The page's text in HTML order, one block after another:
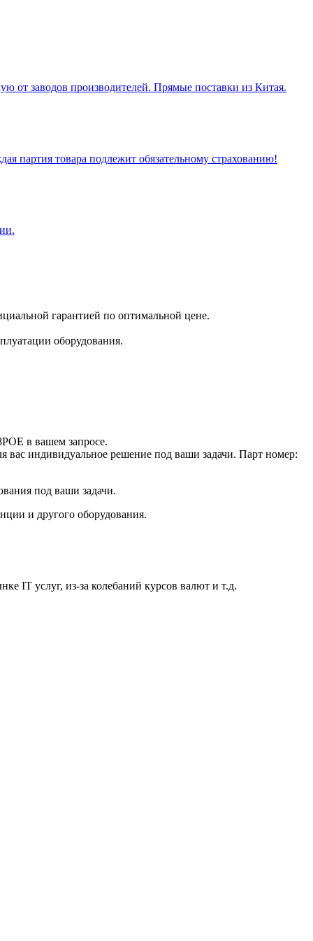
от заводов производителей. Прямые поставки из Китая.
партия товара подлежит обязательному страхованию!
гарантией по оптимальной цене.
оборудования.
в вашем запросе.
вас индивидуальное решение под ваши задачи. Парт номер:
под ваши задачи.
и другого оборудования.
IT услуг, из-за колебаний курсов валют и т.д.